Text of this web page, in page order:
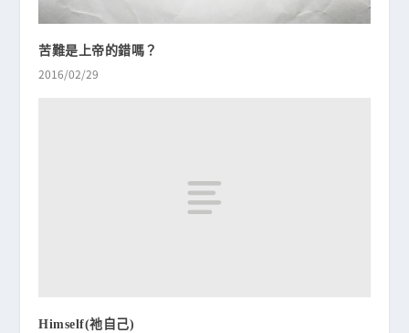
苦難是上帝的錯嗎？
2016/02/29
Himself(祂自己)